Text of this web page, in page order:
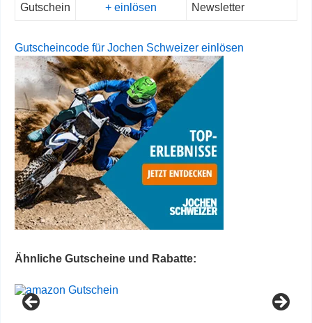
Gutschein
+ einlösen
Newsletter
Gutscheincode für Jochen Schweizer einlösen
Ähnliche Gutscheine und Rabatte: